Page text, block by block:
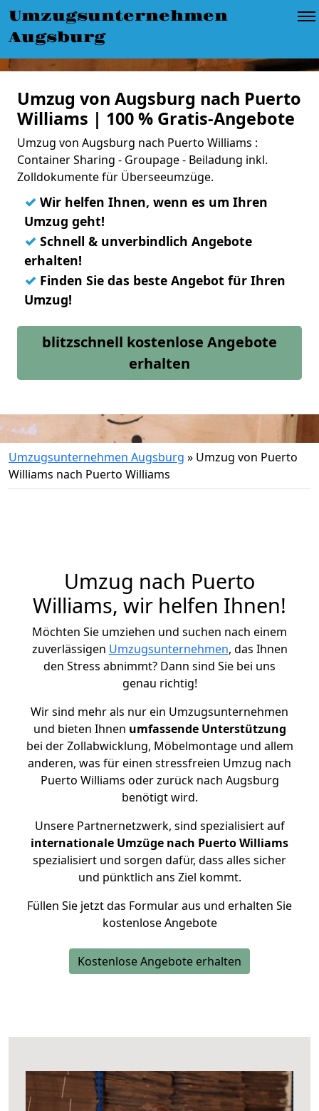
Umzugsunternehmen
Augsburg
Umzug von Augsburg nach Puerto
Williams | 100 % Gratis-Angebote
Umzug von Augsburg nach Puerto Williams :
Container Sharing - Groupage - Beiladung inkl.
Zolldokumente für Überseeumzüge.
✓ Wir helfen Ihnen, wenn es um Ihren
Umzug geht!
✓ Schnell & unverbindlich Angebote
erhalten!
✓ Finden Sie das beste Angebot für Ihren
Umzug!
blitzschnell kostenlose Angebote
erhalten
Umzugsunternehmen Augsburg » Umzug von Puerto
Williams nach Puerto Williams
Umzug nach Puerto
Williams, wir helfen Ihnen!
Möchten Sie umziehen und suchen nach einem
zuverlässigen Umzugsunternehmen, das Ihnen
den Stress abnimmt? Dann sind Sie bei uns
genau richtig!
Wir sind mehr als nur ein Umzugsunternehmen
und bieten Ihnen umfassende Unterstützung
bei der Zollabwicklung, Möbelmontage und allem
anderen, was für einen stressfreien Umzug nach
Puerto Williams oder zurück nach Augsburg
benötigt wird.
Unsere Partnernetzwerk, sind spezialisiert auf
internationale Umzüge nach Puerto Williams
spezialisiert und sorgen dafür, dass alles sicher
und pünktlich ans Ziel kommt.
Füllen Sie jetzt das Formular aus und erhalten Sie
kostenlose Angebote
Kostenlose Angebote erhalten